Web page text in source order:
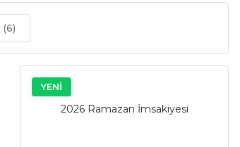
(6)
YENİ
2026 Ramazan İmsakiyesi